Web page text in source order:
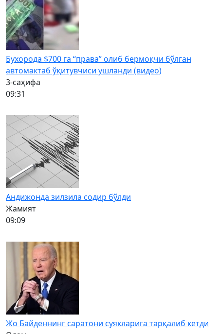
Бухорода $700 га “права” олиб бермоқчи бўлган
автомактаб ўқитувчиси ушланди (видео)
3-саҳифа
09:31
Андижонда зилзила содир бўлди
Жамият
09:09
Жо Байденнинг саратони суякларига тарқалиб кетди